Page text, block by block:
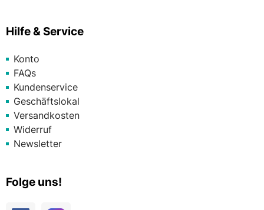
Hilfe & Service
Konto
FAQs
Kundenservice
Geschäftslokal
Versandkosten
Widerruf
Newsletter
Folge uns!